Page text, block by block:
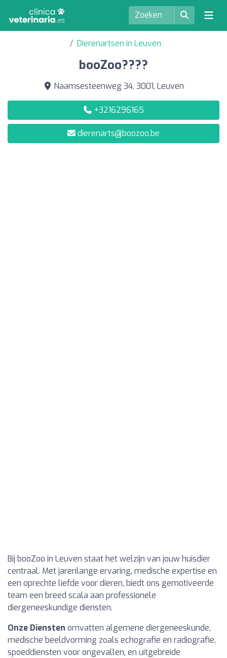
Dierenartsen in Leuven
booZoo????
Naamsesteenweg 34, 3001, Leuven
+3216296165
dierenarts@boozoo.be
Bij booZoo in Leuven staat het welzijn van jouw huisdier
centraal. Met jarenlange ervaring, medische expertise en
een oprechte liefde voor dieren, biedt ons gemotiveerde
team een breed scala aan professionele
diergeneeskundige diensten.
Onze Diensten omvatten algemene diergeneeskunde,
medische beeldvorming zoals echografie en radiografie,
spoeddiensten voor ongevallen, en uitgebreide